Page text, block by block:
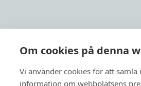
Om cookies på denna
Vi använder cookies för att samla
information om webbplatsens
Snabblänkar
Previct Care
Support